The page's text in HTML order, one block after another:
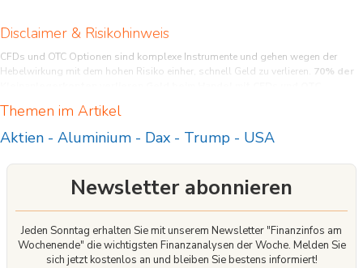
Disclaimer & Risikohinweis
CFDs und OTC Optionen sind komplexe Instrumente und gehen wegen der
Hebelwirkung mit dem hohen Risiko einher, schnell Geld zu verlieren. 70% der
CFDs und OTC Optionen funktionieren, und ob Sie es sich leisten können, das
hohe Risiko einzugehen, Ihr Geld zu verlieren.
Themen im Artikel
Aktien - Aluminium - Dax - Trump - USA
Newsletter abonnieren
Jeden Sonntag erhalten Sie mit unserem Newsletter "Finanzinfos am
Wochenende" die wichtigsten Finanzanalysen der Woche. Melden Sie
sich jetzt kostenlos an und bleiben Sie bestens informiert!